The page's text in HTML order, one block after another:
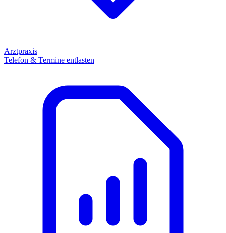
Arztpraxis
Telefon & Termine entlasten